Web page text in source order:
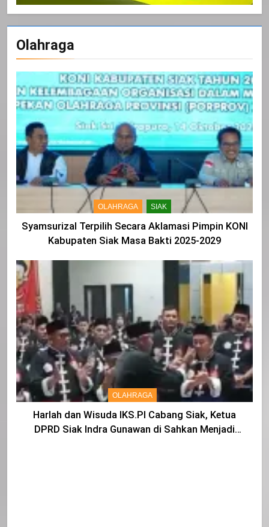
Olahraga
OLAHRAGA SIAK
Syamsurizal Terpilih Secara Aklamasi Pimpin KONI
Kabupaten Siak Masa Bakti 2025-2029
OLAHRAGA
Harlah dan Wisuda IKS.PI Cabang Siak, Ketua
DPRD Siak Indra Gunawan di Sahkan Menjadi